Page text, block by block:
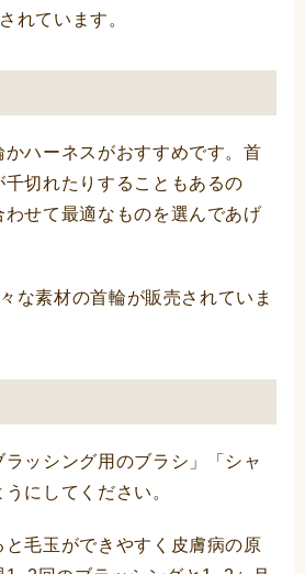
れています。
ハーネスがおすすめです。首
切れたりすることもあるの
せて最適なものを選んであげ
な素材の首輪が販売されていま
ッシング用のブラシ」「シャ
にしてください。
毛玉ができやすく皮膚病の原